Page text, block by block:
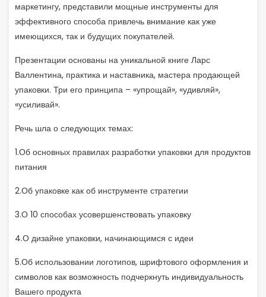
маркетингу, представили мощные инструменты для
эффективного способа привлечь внимание как уже
имеющихся, так и будущих покупателей.
Презентации основаны на уникальной книге Ларс
Валлентина, практика и наставника, мастера продающей
упаковки. Три его принципа – «упрощай», «удивляй»,
«усиливай».
Речь шла о следующих темах:
1.Об основных правилах разработки упаковки для продуктов
питания
2.Об упаковке как об инструменте стратегии
3.О 10 способах усовершенствовать упаковку
4.О дизайне упаковки, начинающимся с идеи
5.Об использовании логотипов, шрифтового оформления и
символов как возможность подчеркнуть индивидуальность
Вашего продукта